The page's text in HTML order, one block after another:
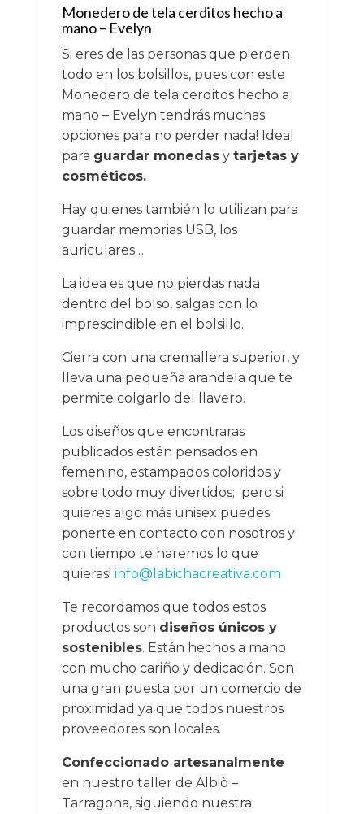
Monedero de tela cerditos hecho a
mano – Evelyn
Si eres de las personas que pierden
todo en los bolsillos, pues con este
Monedero de tela cerditos hecho a
mano – Evelyn tendrás muchas
opciones para no perder nada! Ideal
para guardar monedasy tarjetas y
cosméticos.
Hay quienes también lo utilizan para
guardar memorias USB, los
auriculares…
La idea es que no pierdas nada
dentro del bolso, salgas con lo
imprescindible en el bolsillo.
Cierra con una cremallera superior, y
lleva una pequeña arandela que te
permite colgarlo del llavero.
Los diseños que encontraras
publicados están pensados en
femenino, estampados coloridos y
sobre todo muy divertidos; pero si
quieres algo más unisex puedes
ponerte en contacto con nosotros y
con tiempo te haremos lo que
quieras! info@labichacreativa.com
Te recordamos que todos estos
productos son diseños únicos y
sostenibles. Están hechos a mano
con mucho cariño y dedicación. Son
una gran puesta por un comercio de
proximidad ya que todos nuestros
proveedores son locales.
Confeccionado artesanalmente
en nuestro taller de Albiò –
Tarragona, siguiendo nuestra